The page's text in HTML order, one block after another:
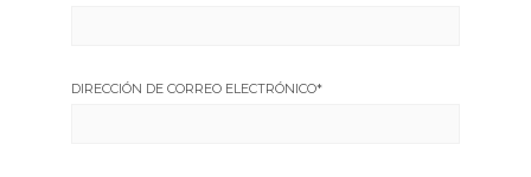
DIRECCIÓN DE CORREO ELECTRÓNICO*